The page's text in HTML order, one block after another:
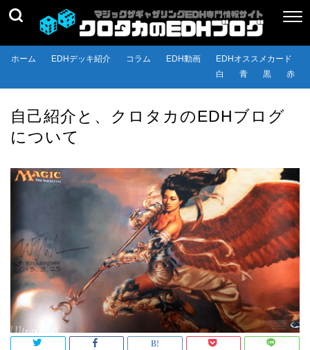
ホーム EDHデッキ紹介 コラム EDH動画
EDHオススメカード
白
青 黒 赤
自己紹介と、クロタカのEDHブログ
について